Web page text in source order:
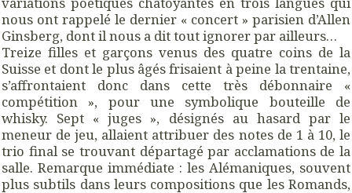
nous ont rappelé le dernier « concert » parisien d’Allen
Ginsberg, dont il nous a dit tout ignorer par ailleurs…
Treize filles et garçons venus des quatre coins de la
Suisse et dont le plus âgés frisaient à peine la trentaine,
s’affrontaient donc dans cette très débonnaire «
compétition », pour une symbolique bouteille de
whisky. Sept « juges », désignés au hasard par le
meneur de jeu, allaient attribuer des notes de 1 à 10, le
trio final se trouvant départagé par acclamations de la
salle. Remarque immédiate : les Alémaniques, souvent
plus subtils dans leurs compositions que les Romands,